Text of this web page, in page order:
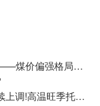
产量下降、国际煤收紧、用电破纪录——煤价偏强格局还在延续
指数价格5天连涨17元!神华外购煤连续上调!高温旺季托举，动力煤震荡走强